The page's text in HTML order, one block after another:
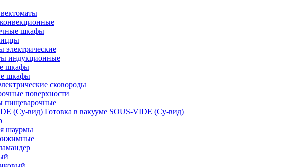
шкафы
электрические
индукционные
шкафы
шкафы
сковороды
поверхности
пищеварочные
Готовка в вакууме SOUS-VIDE (Су-вид)
шаурмы